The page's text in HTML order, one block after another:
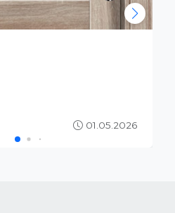
01.05.2026